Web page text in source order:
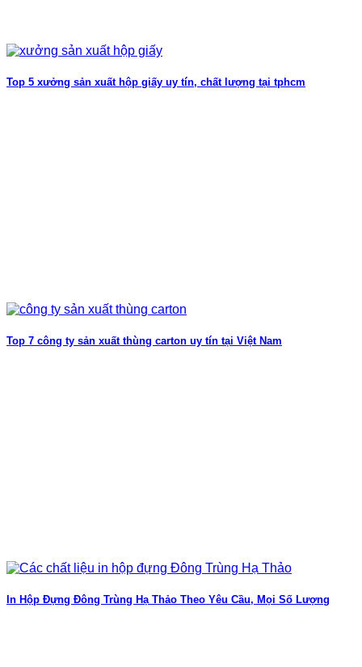
Top 5 xưởng sản xuất hộp giấy uy tín, chất lượng tại tphcm
Top 7 công ty sản xuất thùng carton uy tín tại Việt Nam
In Hộp Đựng Đông Trùng Hạ Thảo Theo Yêu Cầu, Mọi Số Lượng